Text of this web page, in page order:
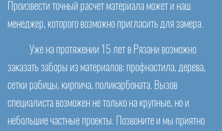
Произвести точный расчет материала может и наш
менеджер, которого возможно пригласить для замера.
Уже на протяжении 15 лет в Рязани возможно
заказать заборы из материалов: профнастила, дерева,
сетки рабицы, кирпича, поликарбоната. Вызов
специалиста возможен не только на крупные, но и
небольшие частные проекты. Позвоните и мы приятно